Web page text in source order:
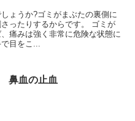
ょうか?ゴミがまぶたの裏側に
ったりするからです。 ゴミが
痛みは強く非常に危険な状態に
目をこ...
鼻血の止血